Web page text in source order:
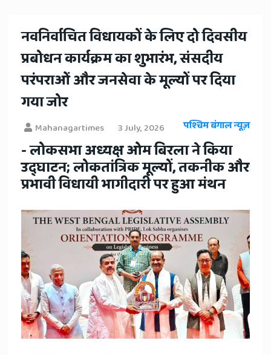
Hindi
News,
Hindi
Samachar,
Jaipur
Rajasthan
News
​नवनिर्वाचित विधायकों के लिए दो दिवसीय
प्रबोधन कार्यक्रम का शुभारंभ, संसदीय
परंपराओं और जनसेवा के मूल्यों पर दिया
गया जोर
Mahanagartimes 3 July, 2026 पश्चिम बंगाल न्यूज़
- लोकसभा अध्यक्ष ओम बिरला ने किया
उद्घाटन; लोकतांत्रिक मूल्यों, तकनीक और
प्रभावी विधायी भागीदारी पर हुआ मंथन